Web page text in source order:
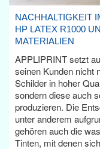
NACHHALTIGKEIT
HP LATEX R1000
MATERIALIEN
APPLIPRINT setzt
seinen Kunden nicht
Schilder in hoher
sondern diese auch
produzieren. Die
unter anderem
gehören auch die
Tinten, mit denen